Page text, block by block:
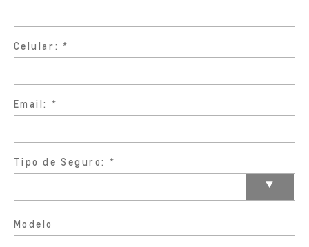
Celular:
Email:
Tipo de Seguro:
Modelo